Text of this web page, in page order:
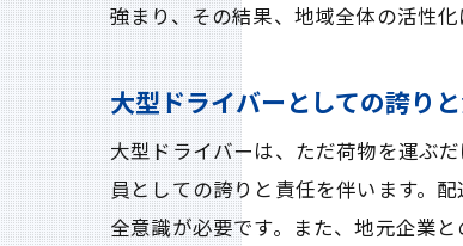
強まり、その結果、地域全体の活性化
大型ドライバーとしての誇り
大型ドライバーは、ただ荷物を運ぶ
員としての誇りと責任を伴います。
全意識が必要です。また、地元企業